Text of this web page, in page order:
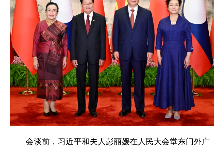
会谈前，习近平和夫人彭丽媛在人民大会堂东门外广